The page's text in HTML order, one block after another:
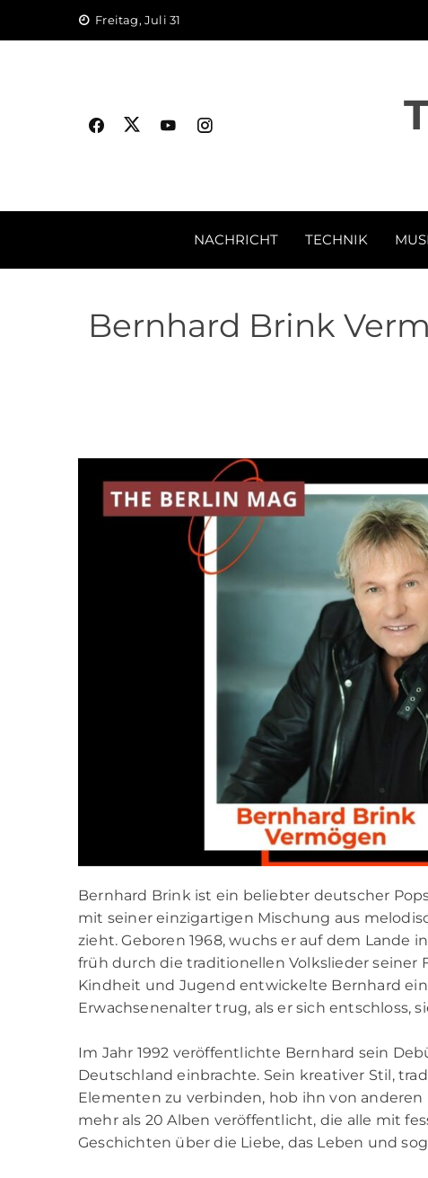
Freitag, Juli 31
NACHRICHT TECHNIK
Bernhard Brink
Bernhard Brink ist ein beliebter deutscher
mit seiner einzigartigen Mischung aus
zieht. Geboren 1968, wuchs er auf dem
früh durch die traditionellen Volkslieder seiner
Kindheit und Jugend entwickelte Bernhard
Erwachsenenalter trug, als er sich entschloss,
Im Jahr 1992 veröffentlichte Bernhard sein
Deutschland einbrachte. Sein kreativer Stil,
Elementen zu verbinden, hob ihn von
mehr als 20 Alben veröffentlicht, die alle mit
Geschichten über die Liebe, das Leben und